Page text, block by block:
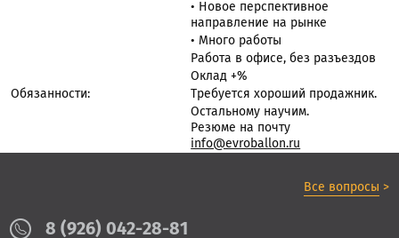
• Новое перспективное
направление на рынке
• Много работы
Работа в офисе, без разъездов
Оклад +%
Обязанности:
Требуется хороший продажник.
Остальному научим.
Резюме на почту
info@evroballon.ru
Все вопросы >
8 (926) 042-28-81